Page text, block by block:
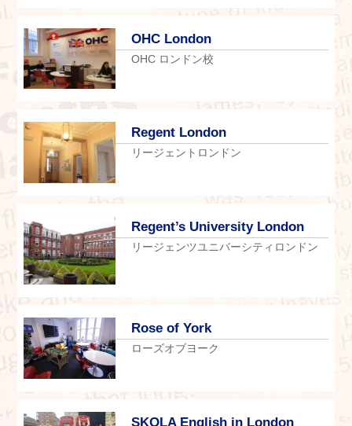
OHC London
OHC ロンドン校
Regent London
リージェントロンドン
Regent’s University London
リージェンツユニバーシティロンドン
Rose of York
ローズオブヨーク
SKOLA English in London